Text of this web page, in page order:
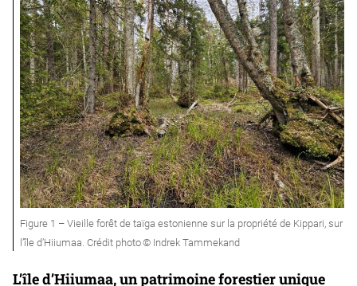
Figure 1 – Vieille forêt de taïga estonienne sur la propriété de Kippari, sur
l’île d’Hiiumaa. Crédit photo © Indrek Tammekand
L’île d’Hiiumaa, un patrimoine forestier unique